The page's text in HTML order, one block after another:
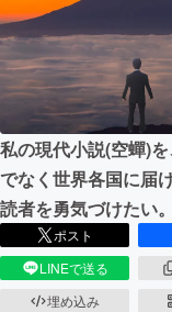
テクノロ
映像・映
ビジネス
まちづ
私の現代小説(空蟬)
でなく世界各国に届
読者を勇気づけたい。
ポスト
LINEで送る
埋め込み